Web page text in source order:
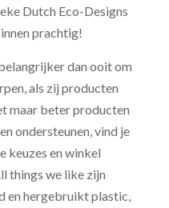
Dutch Eco-Designs
prachtig!
dan ooit om
als zij producten
maar beter producten
ondersteunen, vind je
keuzes en winkel
things we like zijn
en hergebruikt plastic,